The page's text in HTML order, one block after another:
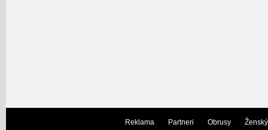
Reklama Partneri Obrusy